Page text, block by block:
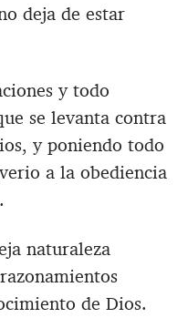
deja de estar
y todo
se levanta contra
y poniendo todo
a la obediencia
naturaleza
de Dios.